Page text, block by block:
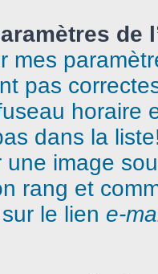
de
mes
pas
horaire
dans la
une image
rang et
le lien e-